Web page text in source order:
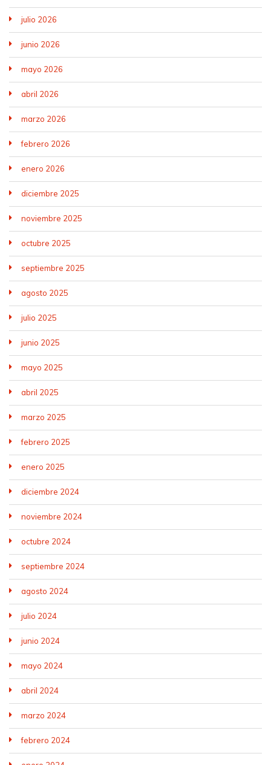
julio 2026
junio 2026
mayo 2026
abril 2026
marzo 2026
febrero 2026
enero 2026
diciembre 2025
noviembre 2025
octubre 2025
septiembre 2025
agosto 2025
julio 2025
junio 2025
mayo 2025
abril 2025
marzo 2025
febrero 2025
enero 2025
diciembre 2024
noviembre 2024
octubre 2024
septiembre 2024
agosto 2024
julio 2024
junio 2024
mayo 2024
abril 2024
marzo 2024
febrero 2024